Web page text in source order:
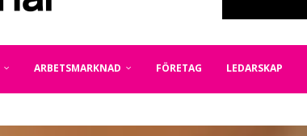
ARBETSMARKNAD FÖRETAG LEDARSKAP